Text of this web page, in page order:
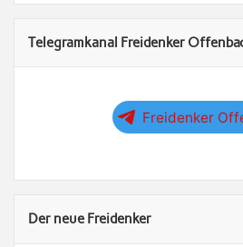
Telegramkanal Freidenker
Freidenker
Der neue Freidenker